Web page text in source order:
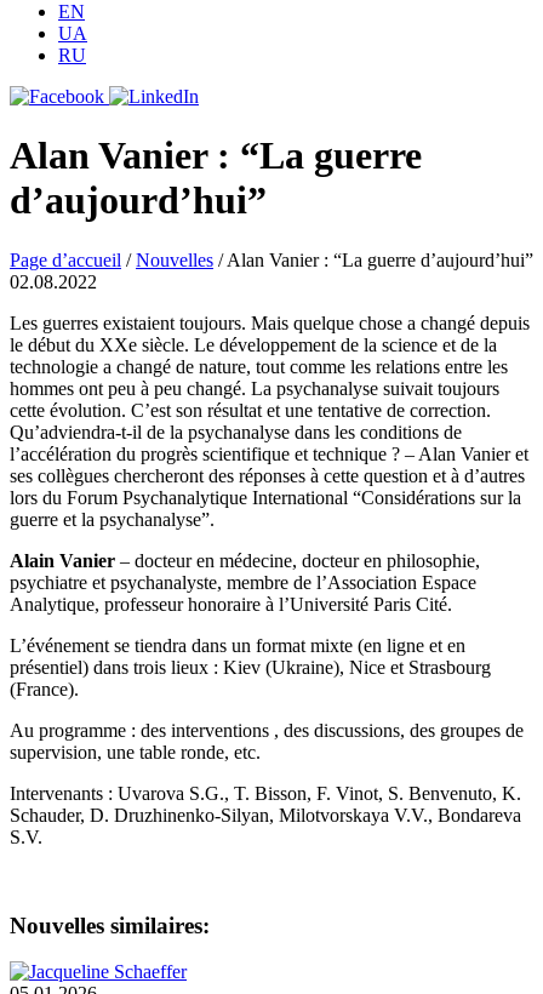
EN
UA
RU
Alan Vanier : “La guerre
d’aujourd’hui”
Page d’accueil /Nouvelles /Alan Vanier : “La guerre d’aujourd’hui”
02.08.2022
Les guerres existaient toujours. Mais quelque chose a changé depuis
le début du XXe siècle. Le développement de la science et de la
technologie a changé de nature, tout comme les relations entre les
hommes ont peu à peu changé. La psychanalyse suivait toujours
cette évolution. C’est son résultat et une tentative de correction.
Qu’adviendra-t-il de la psychanalyse dans les conditions de
l’accélération du progrès scientifique et technique ? – Alan Vanier et
ses collègues chercheront des réponses à cette question et à d’autres
lors du Forum Psychanalytique International “Considérations sur la
guerre et la psychanalyse”.
Alain Vanier – docteur en médecine, docteur en philosophie,
psychiatre et psychanalyste, membre de l’Association Espace
Analytique, professeur honoraire à l’Université Paris Cité.
L’événement se tiendra dans un format mixte (en ligne et en
présentiel) dans trois lieux : Kiev (Ukraine), Nice et Strasbourg
(France).
Au programme : des interventions , des discussions, des groupes de
supervision, une table ronde, etc.
Intervenants : Uvarova S.G., T. Bisson, F. Vinot, S. Benvenuto, K.
Schauder, D. Druzhinenko-Silyan, Milotvorskaya V.V., Bondareva
S.V.
Nouvelles similaires: